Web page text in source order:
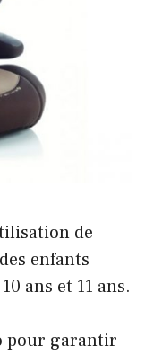
de
enfants
ans et 11 ans.
pour garantir